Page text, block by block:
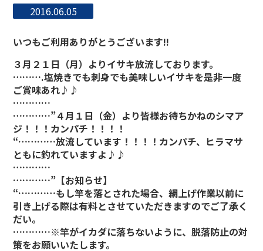
2016.06.05
いつもご利用ありがとうございます!!
３月２１日（月）よりイサキ放流しております。
……….塩焼きでも刺身でも美味しいイサキを是非一度
ご賞味あれ♪♪
…………
…………”４月１日（金）より皆様お待ちかねのシマア
ジ！！！カンパチ！！！！
“…………放流しています！！！！カンパチ、ヒラマサ
ともに釣れていますよ♪♪
…………
…………” 【お知らせ】
“…………もし竿を落とされた場合、網上げ作業以前に
引き上げる際は有料とさせていただきますのでご了承く
だい。
…………※竿がイカダに落ちないように、脱落防止の対
策をお願いいたします。